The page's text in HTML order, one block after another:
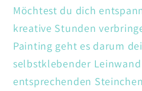
Möchtest du dich
kreative Stunden
Painting geht es darum
selbstklebender
entsprechenden